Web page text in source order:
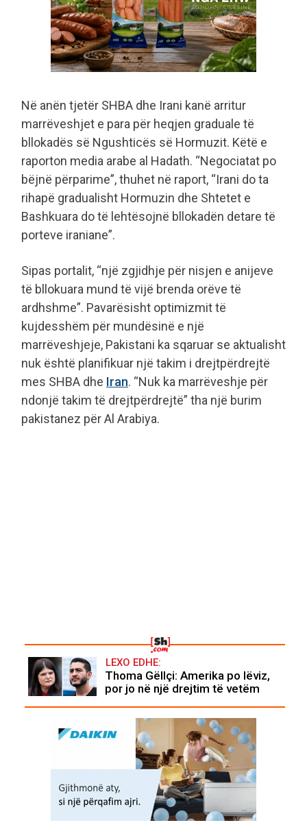
Në anën tjetër SHBA dhe Irani kanë arritur
marrëveshjet e para për heqjen graduale të
bllokadës së Ngushticës së Hormuzit. Këtë e
raporton media arabe al Hadath. “Negociatat po
bëjnë përparime”, thuhet në raport, “Irani do ta
rihapë gradualisht Hormuzin dhe Shtetet e
Bashkuara do të lehtësojnë bllokadën detare të
porteve iraniane”.
Sipas portalit, “një zgjidhje për nisjen e anijeve
të bllokuara mund të vijë brenda orëve të
ardhshme”. Pavarësisht optimizmit të
kujdesshëm për mundësinë e një
marrëveshjeje, Pakistani ka sqaruar se aktualisht
nuk është planifikuar një takim i drejtpërdrejtë
mes SHBA dhe Iran. “Nuk ka marrëveshje për
ndonjë takim të drejtpërdrejtë” tha një burim
pakistanez për Al Arabiya.
LEXO EDHE:
Thoma Gëllçi: Amerika po lëviz,
por jo në një drejtim të vetëm